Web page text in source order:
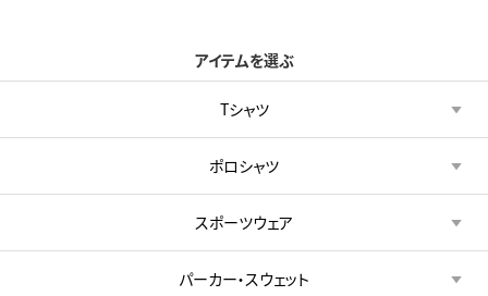
アイテムを選ぶ
Tシャツ
ポロシャツ
スポーツウェア
パーカー・スウェット